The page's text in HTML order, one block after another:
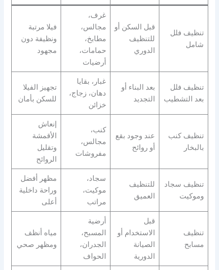
تنظيف فلل
شامل
قبل السكن أو
للتنظيف
الدوري
غرف،
مجالس،
مطابخ،
حمامات،
أرضيات
فيلا مرتبة
ونظيفة دون
مجهود
تنظيف فلل
بعد التشطيب
بعد البناء أو
التجديد
غبار، بقايا
دهان، زجاج،
خزائن
تجهيز الفيلا
للسكن بأمان
تنظيف كنب
بالبخار
عند وجود بقع
أو روائح
كنب،
مجالس،
مفروشات
إنعاش
الأقمشة
وتقليل
الروائح
تنظيف سجاد
وموكيت
للتنظيف
العميق
سجاد،
موكيت،
مراتب
مظهر أفضل
وراحة داخلية
أعلى
تنظيف
مسابح
قبل
الاستخدام أو
الصيانة
الدورية
أرضية
المسبح،
الجدران،
الحواف
مياه أنظف
ومظهر صحي